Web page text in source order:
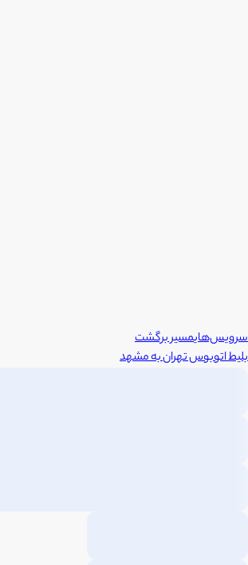
سرویس‌هایمسیر برگشت
بلیط اتوبوستهرانبهمشهد